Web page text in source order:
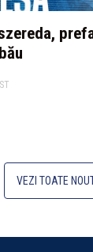
VEZI TOATE